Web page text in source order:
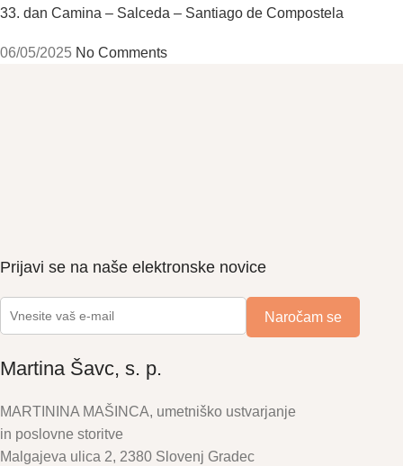
33. dan Camina – Salceda – Santiago de Compostela
06/05/2025 No Comments
Prijavi se na naše elektronske novice
Martina Šavc, s. p.
MARTININA MAŠINCA, umetniško ustvarjanje
in poslovne storitve
Malgajeva ulica 2, 2380 Slovenj Gradec